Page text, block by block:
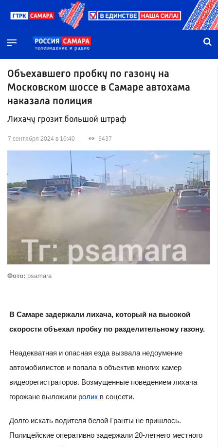
Объехавшего пробку по газону на
Московском шоссе в Самаре автохама
наказала полиция
Лихачу грозит большой штраф
7 сентября 2024 в 16:40 3437
Фото: psamara
В Самаре задержали лихача, который на высокой
скорости объехал пробку по разделительному газону.
Неадекватная и опасная езда вызвала недоумение
автомобилистов и попала в объектив многих камер
видеорегистраторов. Возмущенные поведением лихача
горожане выложили роликв соцсети.
Долго искать водителя белой Гранты не пришлось.
Полицейские оперативно задержали 20-летнего местного